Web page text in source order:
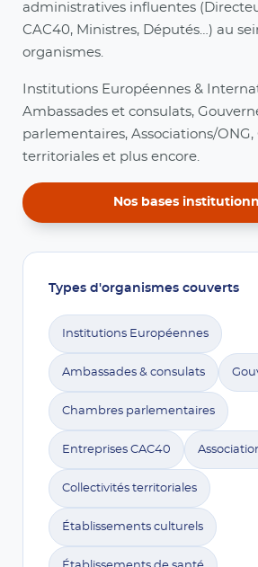
administratives influentes
CAC40, Ministres, Députés…) au
organismes.
Institutions Européennes &
Ambassades et consulats,
parlementaires, Associations/
territoriales et plus encore.
Nos bases
Types d'organismes couverts
Institutions Européennes
Ambassades & consulats
Chambres parlementaires
Entreprises CAC40
Collectivités territoriales
Établissements culturels